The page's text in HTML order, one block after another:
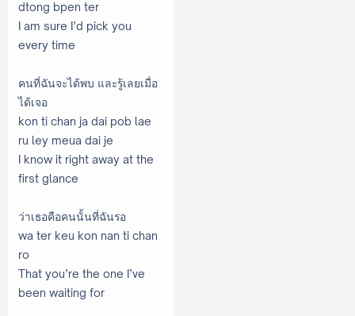
dtong bpen ter
I am sure I’d pick you
every time
คนที่ฉันจะได้พบ และรู้เลยเมื่อ
ได้เจอ
kon ti chan ja dai pob lae
ru ley meua dai je
I know it right away at the
first glance
ว่าเธอคือคนนั้นที่ฉันรอ
wa ter keu kon nan ti chan
ro
That you’re the one I’ve
been waiting for